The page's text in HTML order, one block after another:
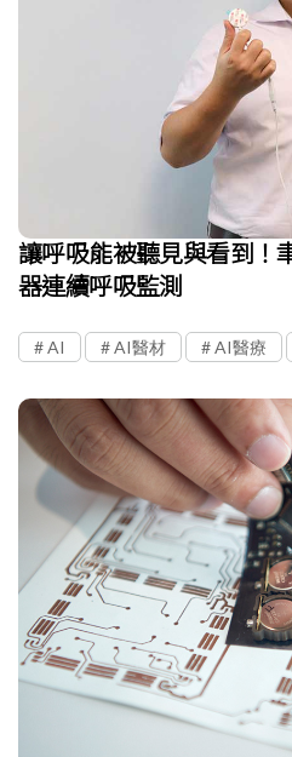
讓呼吸能被聽見與看到！
器連續呼吸監測
AI AI醫材 AI醫療